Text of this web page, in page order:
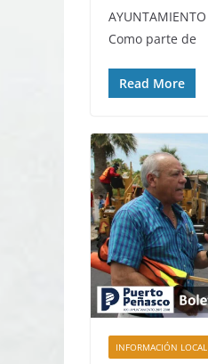
Como parte de
Read More
INFORMACIÓN LOCAL